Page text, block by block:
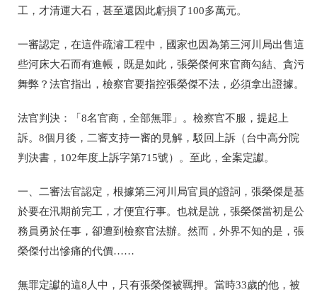
工，才清運大石，甚至還因此虧損了100多萬元。
一審認定，在這件疏濬工程中，國家也因為第三河川局出售這
些河床大石而有進帳，既是如此，張榮傑何來官商勾結、貪污
舞弊？法官指出，檢察官要指控張榮傑不法，必須拿出證據。
法官判決：「8名官商，全部無罪」。檢察官不服，提起上
訴。8個月後，二審支持一審的見解，駁回上訴 （台中高分院
判決書，102年度上訴字第715號） 。至此，全案定讞。
一、二審法官認定，根據第三河川局官員的證詞，張榮傑是基
於要在汛期前完工，才便宜行事。也就是說，張榮傑當初是公
務員勇於任事，卻遭到檢察官法辦。然而，外界不知的是，張
榮傑付出慘痛的代價……
無罪定讞的這8人中，只有張榮傑被羈押。當時33歲的他，被